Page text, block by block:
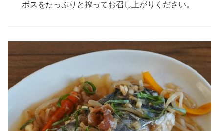
ボスをたっぷりと搾ってお召し上がりください。